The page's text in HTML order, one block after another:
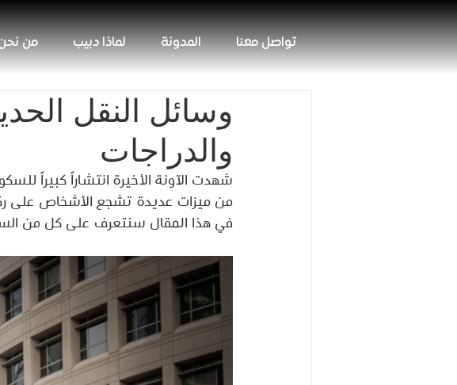
من لماذا دبيب المدونة تواصل معنا
وسائل النقل
والدراجات
شهدت الآونة الأخيرة انتشاراً كبيراً
من ميزات عديدة تشجع الأشخاص على
في هذا المقال سنتعرف على كل من